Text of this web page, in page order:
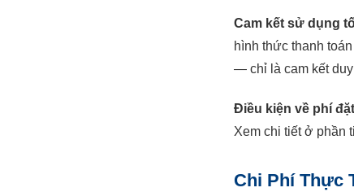
Cam kết sử dụng
hình thức thanh
— chỉ là cam kết
Điều kiện về phí
Xem chi tiết ở phần
Chi Phí Thực